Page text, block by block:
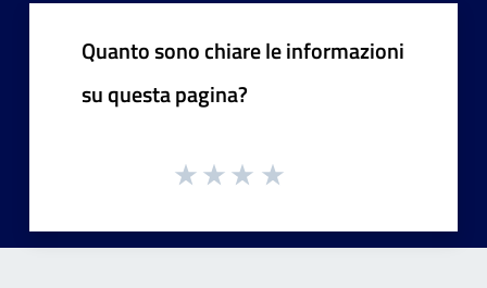
Quanto sono chiare le informazioni
su questa pagina?